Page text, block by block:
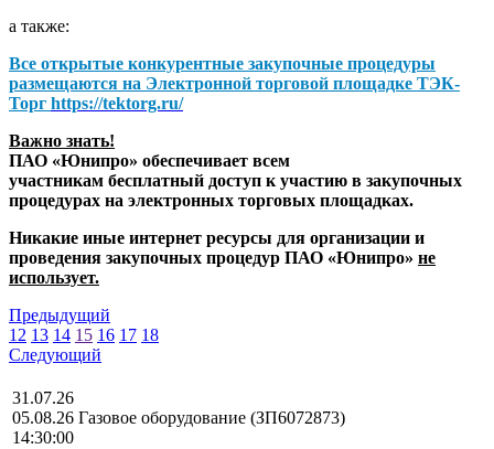
а также:
Все открытые конкурентные закупочные процедуры
размещаются на Электронной торговой площадке ТЭК-
Торг https://tektorg.ru/
Важно знать!
ПАО «Юнипро» обеспечивает всем
участникам бесплатный доступ к участию в закупочных
процедурах на электронных торговых площадках.
Никакие иные интернет ресурсы для организации и
проведения закупочных процедур ПАО «Юнипро» не
использует.
Предыдущий
12 13 14 15 16 17 18
Следующий
31.07.26
05.08.26
14:30:00
Газовое оборудование (ЗП6072873)